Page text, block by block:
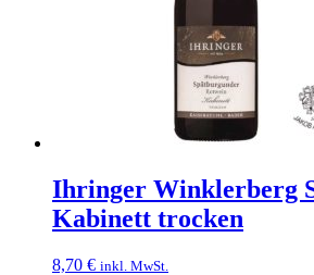
Ihringer Winklerberg
Kabinett trocken
8,70 € inkl. MwSt.